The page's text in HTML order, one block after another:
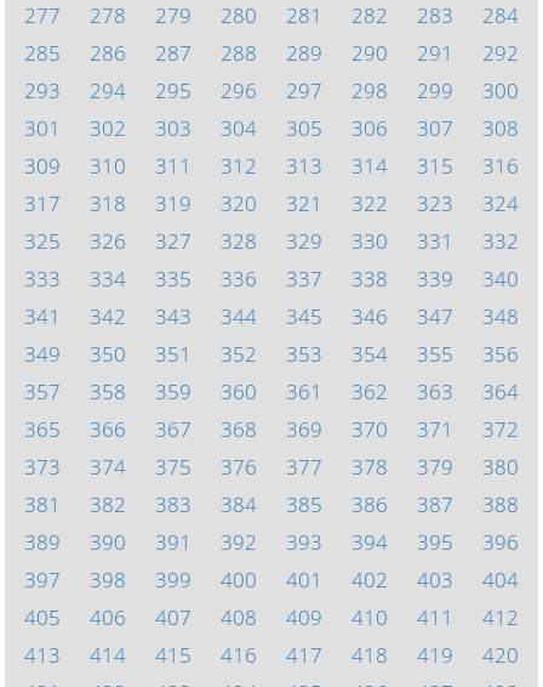
277
278 279 280 281 282 283
284
285
286 287 288 289 290 291
292
293
294 295 296 297 298 299
300
301
302 303 304 305 306 307
308
309
310 311 312 313 314 315
316
317
318 319 320 321 322 323
324
325
326 327 328 329 330 331
332
333
334 335 336 337 338 339
340
341
342 343 344 345 346 347
348
349
350 351 352 353 354 355
356
357
358 359 360 361 362 363
364
365
366 367 368 369 370 371
372
373
374 375 376 377 378 379
380
381
382 383 384 385 386 387
388
389
390 391 392 393 394 395
396
397
398 399 400 401 402 403
404
405
406 407 408 409 410 411
412
413
414 415 416 417 418 419
420